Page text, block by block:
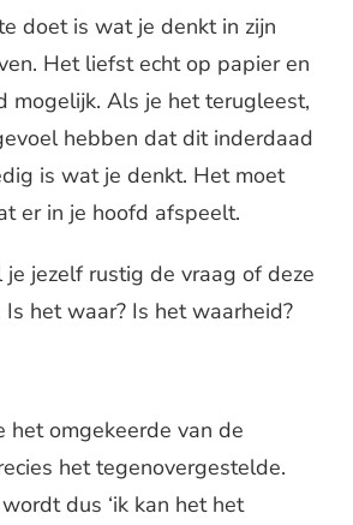
doet is wat je denkt in zijn
Het liefst echt op papier en
mogelijk. Als je het terugleest,
hebben dat dit inderdaad
is wat je denkt. Het moet
er in je hoofd afspeelt.
jezelf rustig de vraag of deze
het waar? Is het waarheid?
het omgekeerde van de
het tegenovergestelde.
wordt dus ‘ik kan het het